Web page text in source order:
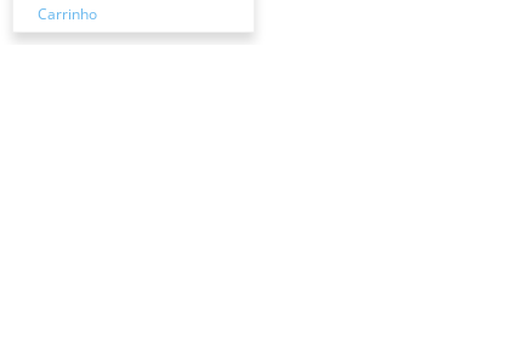
Pagamento e Entrega
Carrinho